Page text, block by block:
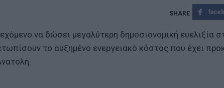
να δώσει μεγαλύτερη δημοσιονομική ευελιξία
το αυξημένο ενεργειακό κόστος που έχει